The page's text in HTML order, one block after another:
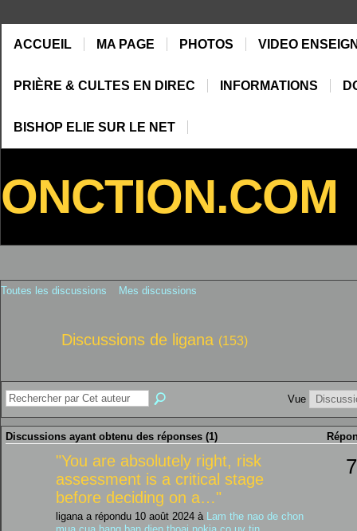
ACCUEIL MA PAGE PHOTOS VIDEO
PRIÈRE & CULTES EN DIREC INFORMATIONS
BISHOP ELIE SUR LE NET
ONCTION.COM
Toutes les discussions Mes discussions
Discussions de ligana (153)
Vue
Discussions ayant obtenu des réponses (1)
"You are absolutely right, risk
assessment is a critical stage
before deciding on a…"
ligana a répondu 10 août 2024 à
Lam the nao de chon
7